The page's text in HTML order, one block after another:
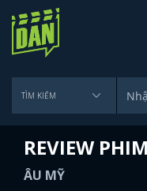
REVIEW PHIM
ÂU MỸ